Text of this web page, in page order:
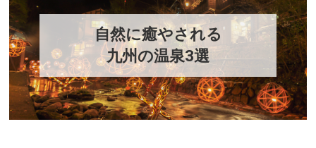
自然に癒やされる
九州の温泉3選